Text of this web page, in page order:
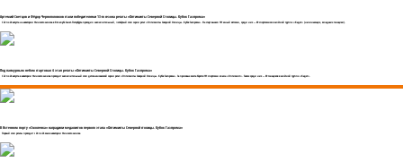
Артемий Светцов и Фёдор Черноголовков стали победителями 13-го сезона регаты «Оптимисты Северной Столицы. Кубок Газпрома»
С 22 по 24 августа на акватории Финского залива в Яхт-клубе Санкт-Петербурга проходил заключительный, четвёртый этап серии регат «Оптимисты Северной Столицы. Кубок Газпрома». На старт вышел 191 юный яхтсмен, среди них — 69 спортсменов в зачётной группе «Кадет» (начинающие, младшие гонщики).
Под пасмурным небом стартовал 4 этап регаты «Оптимисты Северной Столицы. Кубок Газпрома»
С 22 по 24 августа в акватории Финского залива проходит заключительный этап детско-юношеской серии регат «Оптимисты Северной Столицы. Кубок Газпрома». За призовые места борется 191 спортсмен класса «Оптимист». Также среди них — 69 гонщиков в зачётной группе «Кадет».
В Яхтенном порту «Смоленка» наградили медалистов первого этапа «Оптимисты Северной столицы. Кубок Газпрома»
Первый этап регаты проходит с 24 по 26 мая в акватории Финского залива